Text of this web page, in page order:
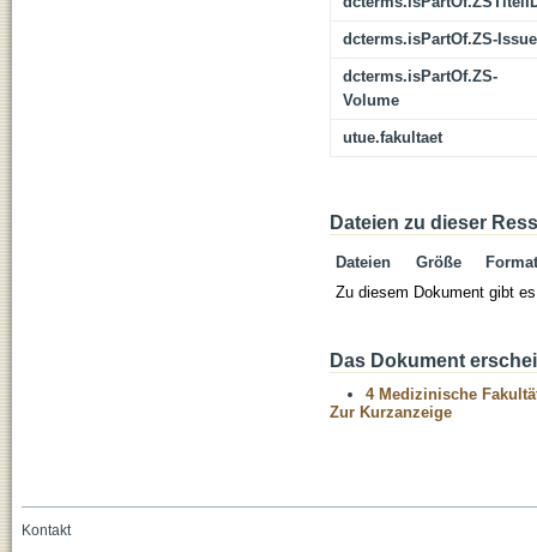
dcterms.isPartOf.ZS-Issue
dcterms.isPartOf.ZS-
Volume
utue.fakultaet
Dateien zu dieser
Dateien Größe
Format
Zu diesem Dokument gibt
Das Dokument
4 Medizinische
Zur Kurzanzeige
Kontakt